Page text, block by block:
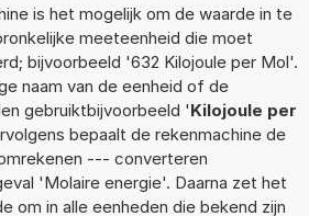
is het mogelijk om de waarde in te
meeteenheid die moet
bijvoorbeeld '632 Kilojoule per Mol'.
naam van de eenheid of de
gebruiktbijvoorbeeld 'Kilojoule per
bepaalt de rekenmachine de
--- converteren
'Molaire energie'. Daarna zet het
om in alle eenheden die bekend zijn